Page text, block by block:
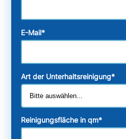
E-Mail*
Art der Unterhaltsreinigung*
Reinigungsfläche in qm*